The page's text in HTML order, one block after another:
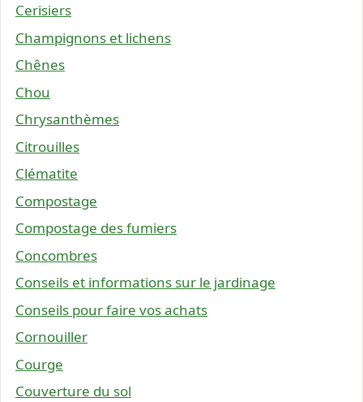
Cerisiers
Champignons et lichens
Chênes
Chou
Chrysanthèmes
Citrouilles
Clématite
Compostage
Compostage des fumiers
Concombres
Conseils et informations sur le jardinage
Conseils pour faire vos achats
Cornouiller
Courge
Couverture du sol